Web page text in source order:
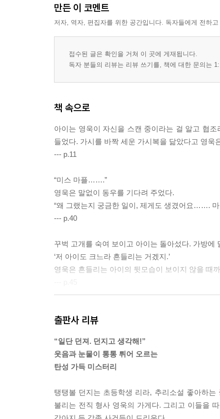
만든 이 코멘트
저자, 역자, 편집자를 위한 공간입니다. 독자들에게 전하
접수된 글은 확인을 거쳐 이 곳에 게재됩니다.
독자 분들의 리뷰는 리뷰 쓰기를, 책에 대한 문의는
책 속으로
아이는 영욱이 자신을 스캔 중이라는 걸 알고 협
들었다. 가시를 바짝 세운 가시복을 닮았다고 영
--- p.11
“미스 마플…….”
영욱은 말없이 동우를 기다려 주었다.
“왜 그랬는지 궁금한 일이, 제게도 생겼어요…….
--- p.40
꾸벅 고개를 숙여 보이고 아이는 돌아섰다. 가방
‘저 아이도 크느라 흔들리는 거겠지.’
영욱은 흔들리는 아이의 뒷모습이 보이지 않을 때
면 되는데, 왜 믿어야 하냐고 물으면 믿어야 믿는
동우는 고등학생 서영지가 이상했다. 영지의 아
눌렀다. 항상 머리를 귀 뒤로 넘겼다. 책상에 팔꿈
“동우야. 사건을 대할 때 추리력이나 집요함보다
출판사 리뷰
“일단 던져. 던지고 생각해!”
웃음과 눈물이 통통 튀어 오르는
탄성 가득 미스터리
탱탱볼 던지는 초등학생 리라, 추리소설 좋아하는
불리는 전직 형사 영욱의 가게다. 그리고 이들을